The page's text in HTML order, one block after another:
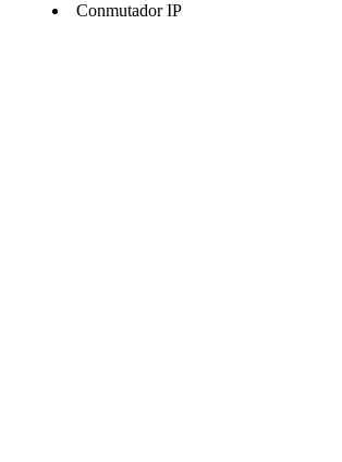
Conmutador IP